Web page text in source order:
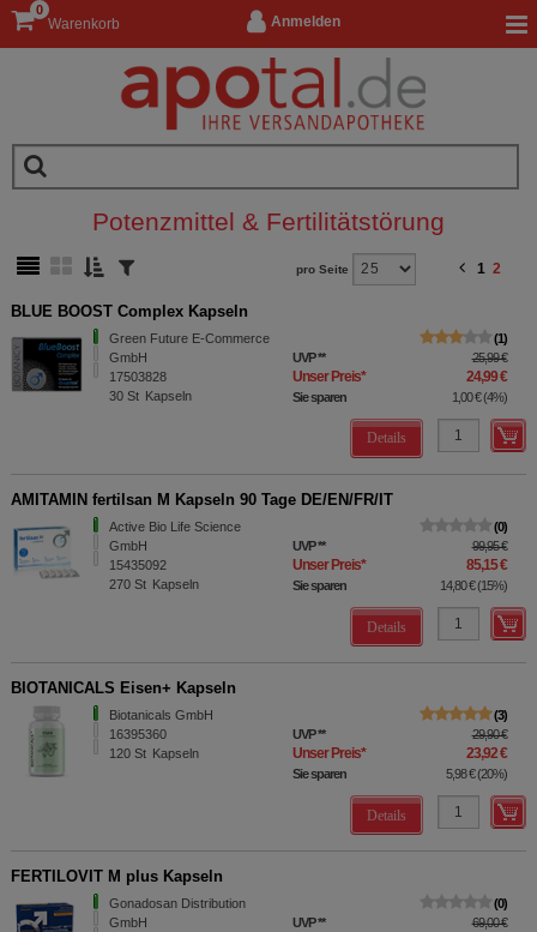
Anmelden
Warenkorb
0
Potenzmittel & Fertilitätstörung
pro Seite 1 2
BLUE BOOST Complex Kapseln
Green Future E-Commerce
GmbH
17503828
30 St Kapseln
1
UVP** 25,99 €
Unser Preis* 24,99 €
Sie sparen 1,00 €(4%)
Details
AMITAMIN fertilsan M Kapseln 90 Tage DE/EN/FR/IT
Active Bio Life Science
GmbH
15435092
270 St Kapseln
0
UVP** 99,95 €
Unser Preis* 85,15 €
Sie sparen 14,80 €(15%)
Details
BIOTANICALS Eisen+ Kapseln
Biotanicals GmbH
16395360
120 St Kapseln
3
UVP** 29,90 €
Unser Preis* 23,92 €
Sie sparen 5,98 €(20%)
Details
FERTILOVIT M plus Kapseln
Gonadosan Distribution
GmbH
0
UVP** 69,00 €